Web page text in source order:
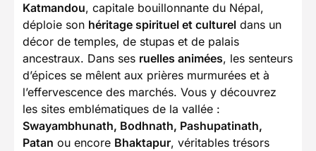
Katmandou, capitale bouillonnante du Népal,
déploie son héritage spirituel et culturel dans un
décor de temples, de stupas et de palais
ancestraux. Dans ses ruelles animées, les senteurs
d’épices se mêlent aux prières murmurées et à
l’effervescence des marchés. Vous y découvrez
les sites emblématiques de la vallée :
Swayambhunath, Bodhnath, Pashupatinath,
Patan ou encore Bhaktapur, véritables trésors